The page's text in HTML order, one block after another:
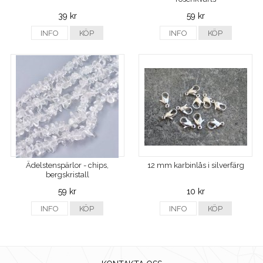
39 kr
INFO KÖP
59 kr
INFO KÖP
Ädelstenspärlor - chips,
bergskristall
59 kr
INFO KÖP
12 mm karbinlås i silverfärg
10 kr
INFO KÖP